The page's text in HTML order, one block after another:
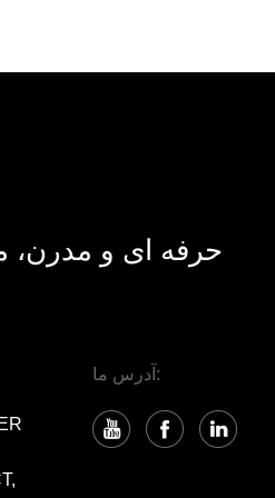
حرفه ای و مدرن،
آدرس ما: